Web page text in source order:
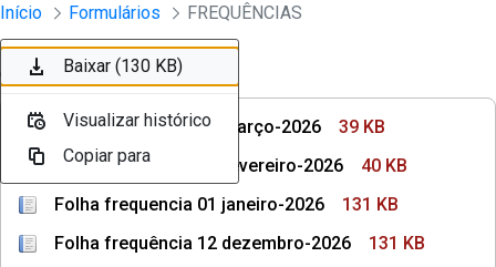
Pular para o Conteúdo principal
Divisão Minima - Escola Superior
Início Formulários FREQUÊNCIAS
Ordenar Filtro
Folha frequência 03 março-2026
39 KB
Folha frequência 02 fevereiro-2026
40 KB
Folha frequencia 01 janeiro-2026
131 KB
Folha frequência 12 dezembro-2026
131 KB
Baixar (39 KB)
Visualizar histórico
Copiar para
Baixar (40 KB)
Visualizar histórico
Copiar para
Baixar (131 KB)
Visualizar histórico
Copiar para
Baixar (131 KB)
Visualizar histórico
Copiar para
Baixar (38 KB)
Visualizar histórico
Copiar para
Baixar (130 KB)
Visualizar histórico
Copiar para
Baixar (130 KB)
Visualizar histórico
Copiar para